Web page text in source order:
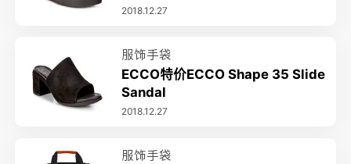
2018.12.27
服饰手袋
ECCO特价ECCO Shape 35 Slide
Sandal
2018.12.27
服饰手袋